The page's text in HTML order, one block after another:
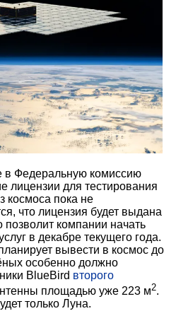
в Федеральную комиссию
лицензии для тестирования
космоса пока не
что лицензия будет выдана
компании начать
в декабре текущего года.
вывести в космос до
особенно должно
BlueBird второго
площадью уже 223 м2.
только Луна.